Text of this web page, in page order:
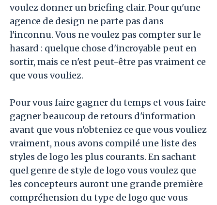
voulez donner un briefing clair. Pour qu'une
agence de design ne parte pas dans
l'inconnu. Vous ne voulez pas compter sur le
hasard : quelque chose d'incroyable peut en
sortir, mais ce n'est peut-être pas vraiment ce
que vous vouliez.
Pour vous faire gagner du temps et vous faire
gagner beaucoup de retours d'information
avant que vous n'obteniez ce que vous vouliez
vraiment, nous avons compilé une liste des
styles de logo les plus courants. En sachant
quel genre de style de logo vous voulez que
les concepteurs auront une grande première
compréhension du type de logo que vous